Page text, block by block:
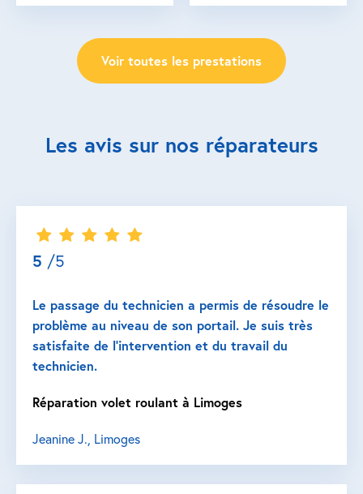
Voir toutes les prestations
Les avis sur nos réparateurs
5 /5
Le passage du technicien a permis de résoudre le
problème au niveau de son portail. Je suis très
satisfaite de l’intervention et du travail du
technicien.
Réparation volet roulant à Limoges
Jeanine J., Limoges